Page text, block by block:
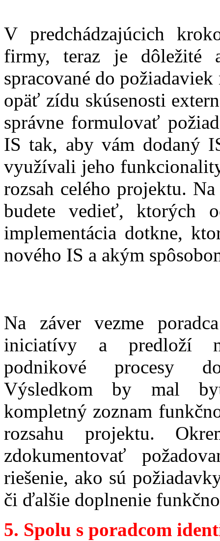
V predchádzajúcich
firmy, teraz je dôležité
spracované do
opäť zídu skúsenosti
správne formulovať
IS tak, aby vám dodaný
využívali jeho
rozsah celého projektu.
budete vedieť, ktorých
implementácia dotkne,
nového IS a akým
Na záver vezme
iniciatívy a predloží
podnikové procesy
Výsledkom by mal
kompletný zoznam
rozsahu projektu.
zdokumentovať
riešenie, ako sú
či ďalšie doplnenie
5. Spolu s poradcom